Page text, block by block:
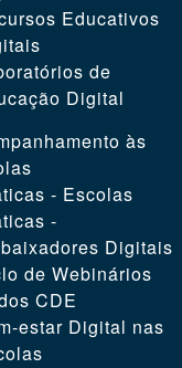
Educativos
de
Digital
às
- Escolas
-
Digitais
de Webinários
CDE
estar Digital nas